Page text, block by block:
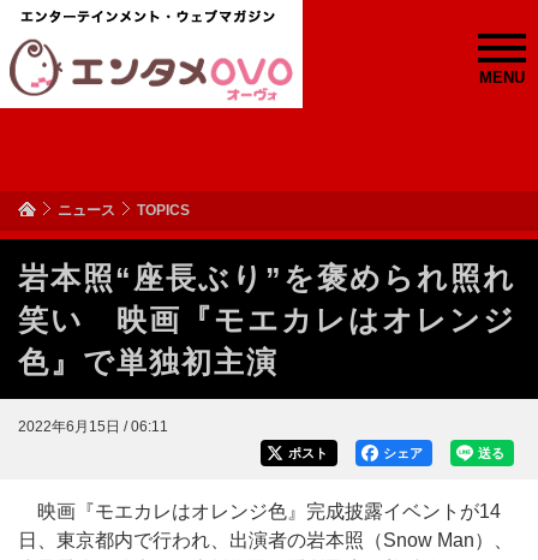
MENU
ニュース TOPICS
岩本照“座長ぶり”を褒められ照れ
笑い 映画『モエカレはオレンジ
色』で単独初主演
2022年6月15日 / 06:11
送る
シェア
ポスト
映画『モエカレはオレンジ色』完成披露イベントが14
日、東京都内で行われ、出演者の岩本照（Snow Man）、